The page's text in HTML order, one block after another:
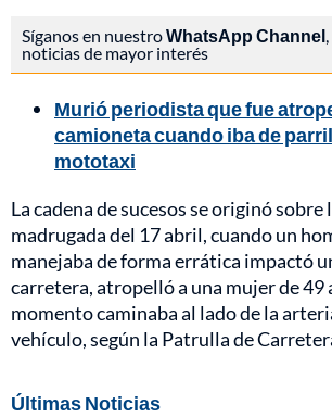
Síganos en nuestroWhatsApp Channel
noticias de mayor interés
Murió periodista que fue
camioneta cuando iba de
mototaxi
La cadena de sucesos se originó sobre
madrugada del 17 abril, cuando un
manejaba de forma errática impactó
carretera, atropelló a una mujer de 49
momento caminaba al lado de la
vehículo, según la Patrulla de
Últimas Noticias